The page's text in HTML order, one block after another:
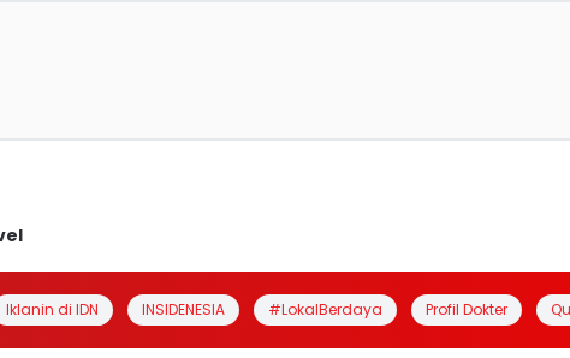
Iklanin di IDN INSIDENESIA #LokalBerdaya Profil Dokter